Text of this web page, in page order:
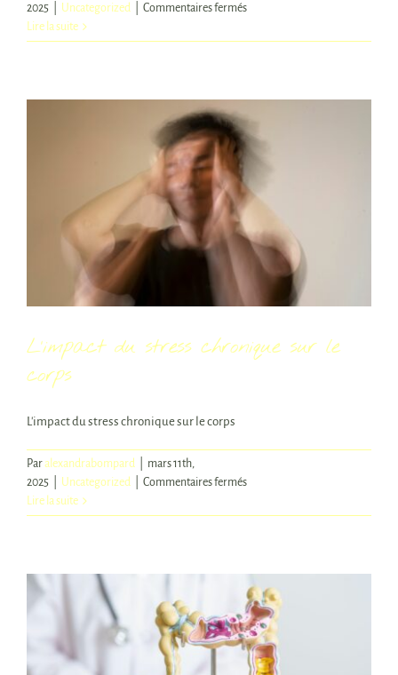
2025
Uncategorized Commentaires ferméssur
kinésiologie
enfants
Lire la suite
L’impact du stress chronique sur le
corps
L'impact du stress chronique sur le corps
Paralexandrabompard
mars 11th,
2025
Uncategorized Commentaires ferméssur
du
sur
le
corps
Lire la suite